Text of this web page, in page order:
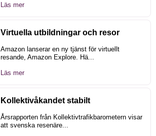
Läs mer
Virtuella utbildningar och resor
Amazon lanserar en ny tjänst för virtuellt
resande, Amazon Explore. Hä...
Läs mer
Kollektivåkandet stabilt
Årsrapporten från Kollektivtrafikbarometern visar
att svenska resenäre...